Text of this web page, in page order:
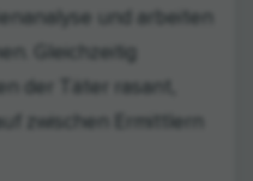
und arbeiten
Gleichzeitig
der Täter rasant,
zwischen Ermittlern